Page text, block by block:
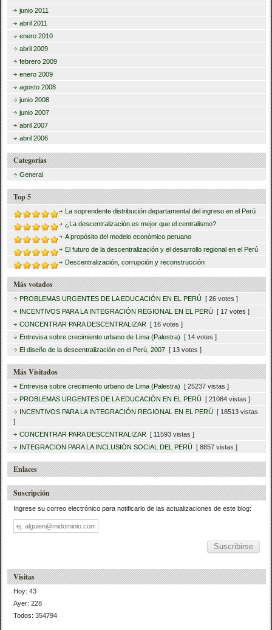
junio 2011
abril 2011
enero 2010
abril 2009
febrero 2009
enero 2009
agosto 2008
junio 2008
junio 2007
abril 2007
abril 2006
Categorías
General
Top 5
La soprendente distribución departamental del ingreso en el Perú
¿La descentralización es mejor que el centralismo?
A propósito del modelo económico peruano
El futuro de la descentralización y el desarrollo regional en el Perú
Descentralización, corrupción y reconstrucción
Más votados
PROBLEMAS URGENTES DE LA EDUCACIÓN EN EL PERÚ [ 26 votes ]
INCENTIVOS PARA LA INTEGRACIÓN REGIONAL EN EL PERÚ [ 17 votes ]
CONCENTRAR PARA DESCENTRALIZAR [ 16 votes ]
Entrevisa sobre crecimiento urbano de Lima (Palestra) [ 14 votes ]
El diseño de la descentralización en el Perú, 2007 [ 13 votes ]
Más Visitados
Entrevisa sobre crecimiento urbano de Lima (Palestra) [ 25237 vistas ]
PROBLEMAS URGENTES DE LA EDUCACIÓN EN EL PERÚ [ 21084 vistas ]
INCENTIVOS PARA LA INTEGRACIÓN REGIONAL EN EL PERÚ [ 18513 vistas
]
CONCENTRAR PARA DESCENTRALIZAR [ 11593 vistas ]
INTEGRACION PARA LA INCLUSIÓN SOCIAL DEL PERÚ [ 8857 vistas ]
Enlaces
Suscripción
Ingrese su correo electrónico para notificarlo de las actualizaciones de este blog:
Dirección
de
correo
Visitas
Hoy: 43
Ayer: 228
Todos: 354794